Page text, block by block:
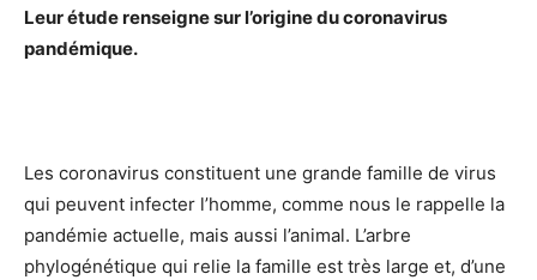
Leur étude renseigne sur l’origine du coronavirus
pandémique.
Les coronavirus constituent une grande famille de virus
qui peuvent infecter l’homme, comme nous le rappelle la
pandémie actuelle, mais aussi l’animal. L’arbre
phylogénétique qui relie la famille est très large et, d’une